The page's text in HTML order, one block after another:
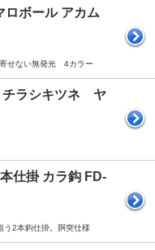
ロボール アカム
せない無発光 4カラー
ラシキツネ ヤ
仕掛 カラ鈎 FD-
う2本鈎仕掛。胴突仕様